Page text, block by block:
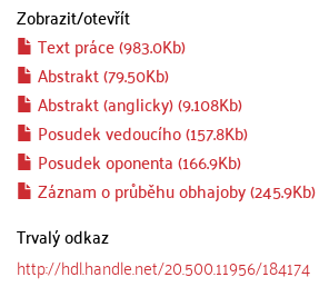
Zobrazit/otevřít
Text práce (983.0Kb)
Abstrakt (79.50Kb)
Abstrakt (anglicky) (9.108Kb)
Posudek vedoucího (157.8Kb)
Posudek oponenta (166.9Kb)
Záznam o průběhu obhajoby (245.9Kb)
Trvalý odkaz
http://hdl.handle.net/20.500.11956/184174